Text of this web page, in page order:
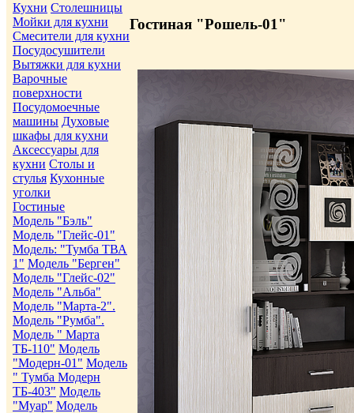
Кухни Столешницы
Мойки для кухни
Смесители для кухни
Посудосушители
Вытяжки для кухни
Варочные
поверхности
Посудомоечные
машины Духовые
шкафы для кухни
Аксессуары для
кухни Столы и
стулья Кухонные
уголки
Гостиные
Модель "Бэль"
Модель "Глейс-01"
Модель: "Тумба ТВА
1" Модель "Берген"
Модель "Глейс-02"
Модель "Альба"
Модель "Марта-2".
Модель "Румба".
Модель " Марта
ТБ-110" Модель
"Модерн-01" Модель
" Тумба Модерн
ТБ-403" Модель
"Муар" Модель
Гостиная "Рошель-01"